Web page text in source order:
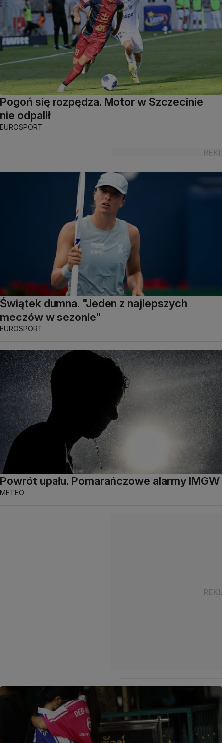
Pogoń się rozpędza. Motor w Szczecinie
nie odpalił
EUROSPORT
Świątek dumna. "Jeden z najlepszych
meczów w sezonie"
EUROSPORT
Powrót upału. Pomarańczowe alarmy IMGW
METEO